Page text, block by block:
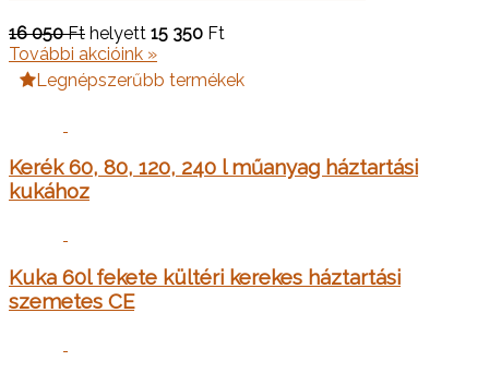
16 050 Ft helyett 15 350 Ft
További akcióink »
Legnépszerűbb termékek
Kerék 60, 80, 120, 240 l műanyag háztartási
kukához
Kuka 60l fekete kültéri kerekes háztartási
szemetes CE